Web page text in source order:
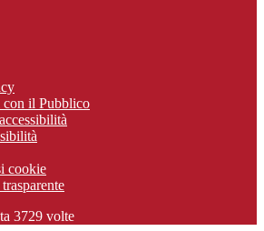
il Pubblico
cookie
3729 volte